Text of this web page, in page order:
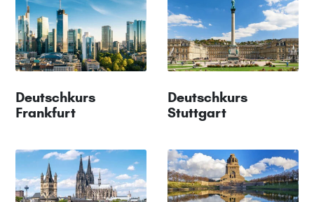
Deutschkurs
Frankfurt
Deutschkurs
Stuttgart